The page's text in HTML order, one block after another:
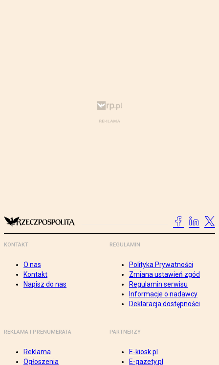
KONTAKT
O nas
Kontakt
Napisz do nas
REGULAMIN
Polityka Prywatności
Zmiana ustawień zgód
Regulamin serwisu
Informacje o nadawcy
Deklaracja dostępności
REKLAMA I PRENUMERATA
Reklama
Ogłoszenia
PARTNERZY
E-kiosk.pl
E-gazety.pl